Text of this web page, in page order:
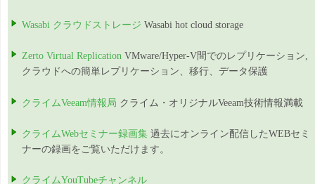
Wasabi クラウドストレージ Wasabi hot cloud storage
Zerto Virtual Replication VMware/Hyper-V間でのレプリケーション,
クラウドへの簡単レプリケーション、移行、データ保護
クライムVeeam情報局 クライム・オリジナルVeeam技術情報満載
クライムWebセミナー録画集 過去にオンライン配信したWEBセミ
ナーの録画をご覧いただけます。
クライムYouTubeチャンネル